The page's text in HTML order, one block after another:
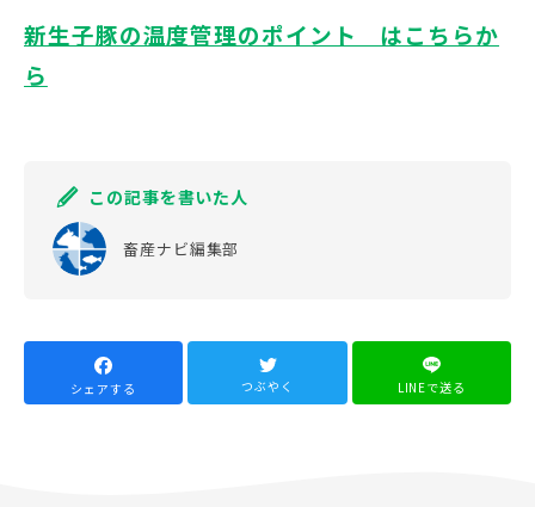
新生子豚の温度管理のポイント はこちらか
ら
この記事を書いた人
畜産ナビ編集部
シェアする つぶやく LINEで送る